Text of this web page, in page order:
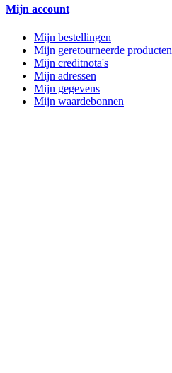
Mijn account
Mijn bestellingen
Mijn geretourneerde producten
Mijn creditnota's
Mijn adressen
Mijn gegevens
Mijn waardebonnen